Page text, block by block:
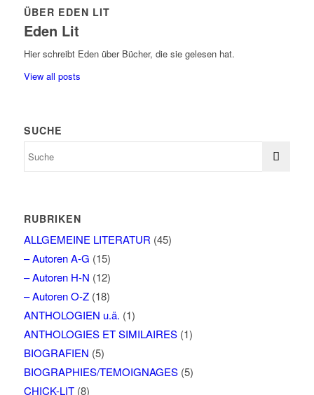
ÜBER EDEN LIT
Eden Lit
Hier schreibt Eden über Bücher, die sie gelesen hat.
View all posts
SUCHE
RUBRIKEN
ALLGEMEINE LITERATUR (45)
– Autoren A-G (15)
– Autoren H-N (12)
– Autoren O-Z(18)
ANTHOLOGIEN u.ä. (1)
ANTHOLOGIES ET SIMILAIRES(1)
BIOGRAFIEN (5)
BIOGRAPHIES/TEMOIGNAGES(5)
CHICK-LIT(8)